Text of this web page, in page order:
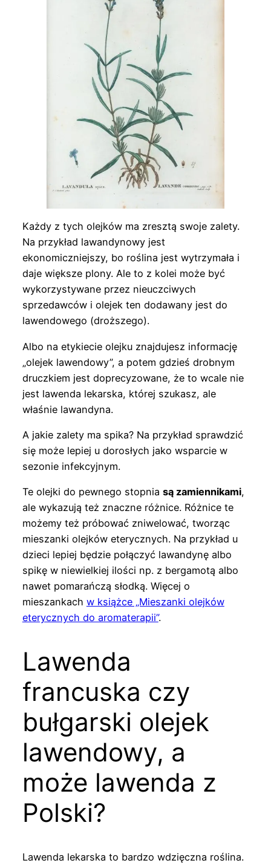
Każdy z tych olejków ma zresztą swoje zalety.
Na przykład lawandynowy jest
ekonomiczniejszy, bo roślina jest wytrzymała i
daje większe plony. Ale to z kolei może być
wykorzystywane przez nieuczciwych
sprzedawców i olejek ten dodawany jest do
lawendowego (droższego).
Albo na etykiecie olejku znajdujesz informację
„olejek lawendowy”, a potem gdzieś drobnym
druczkiem jest doprecyzowane, że to wcale nie
jest lawenda lekarska, której szukasz, ale
właśnie lawandyna.
A jakie zalety ma spika? Na przykład sprawdzić
się może lepiej u dorosłych jako wsparcie w
sezonie infekcyjnym.
Te olejki do pewnego stopnia są zamiennikami,
ale wykazują też znaczne różnice. Różnice te
możemy też próbować zniwelować, tworząc
mieszanki olejków eterycznych. Na przykład u
dzieci lepiej będzie połączyć lawandynę albo
spikę w niewielkiej ilości np. z bergamotą albo
nawet pomarańczą słodką. Więcej o
mieszankach w książce „Mieszanki olejków
eterycznych do aromaterapii”.
Lawenda
francuska czy
bułgarski olejek
lawendowy, a
może lawenda z
Polski?
Lawenda lekarska to bardzo wdzięczna roślina.